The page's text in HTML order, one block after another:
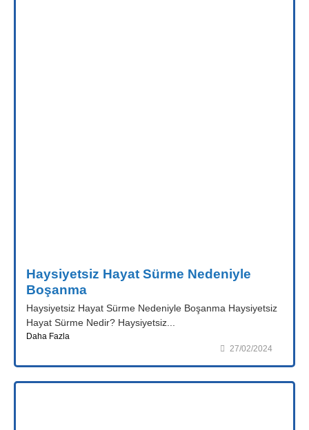
Haysiyetsiz Hayat Sürme Nedeniyle
Boşanma
Haysiyetsiz Hayat Sürme Nedeniyle Boşanma Haysiyetsiz
Hayat Sürme Nedir? Haysiyetsiz...
Daha Fazla
27/02/2024